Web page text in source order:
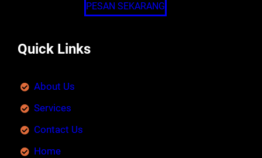
PESAN SEKARANG
Quick Links
About Us
Services
Contact Us
Home